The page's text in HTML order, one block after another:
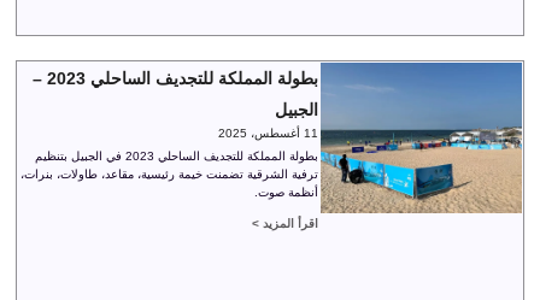
بطولة المملكة للتجديف الساحلي 2023 –
الجبيل
11 أغسطس، 2025
بطولة المملكة للتجديف الساحلي 2023 في الجبيل بتنظيم
ترفية الشرقية تضمنت خيمة رئيسية، مقاعد، طاولات، بنرات،
أنظمة صوت.
اقرأ المزيد >